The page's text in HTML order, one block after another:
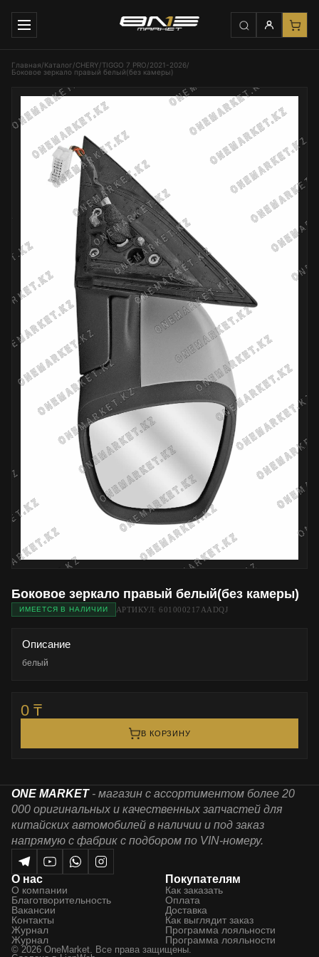
Главная/Каталог/CHERY/TIGGO 7 PRO/2021-2026/
Боковое зеркало правый белый(без камеры)
Боковое зеркало правый белый(без камеры)
ИМЕЕТСЯ В НАЛИЧИИ АРТИКУЛ: 601000217AADQJ
Описание
белый
0 ₸
В КОРЗИНУ
ONE MARKET - магазин с ассортиментом более 20
000 оригинальных и качественных запчастей для
китайских автомобилей в наличии и под заказ
напрямую с фабрик с подбором по VIN-номеру.
О нас
О компании
Благотворительность
Вакансии
Контакты
Журнал
Журнал
Покупателям
Как заказать
Оплата
Доставка
Как выглядит заказ
Программа лояльности
Программа лояльности
© 2026 OneMarket. Все права защищены.